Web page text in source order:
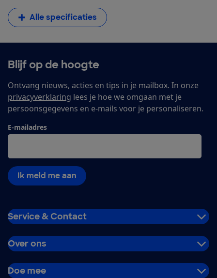
Alle specificaties
Blijf op de hoogte
Ontvang nieuws, acties en tips in je mailbox. In onze
privacyverklaring lees je hoe we omgaan met je
persoonsgegevens en e-mails voor je personaliseren.
E-mailadres
Ik meld me aan
Service & Contact
Over ons
Doe mee